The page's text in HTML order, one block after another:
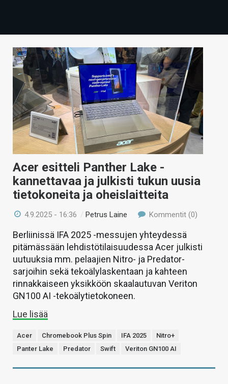
TECHBBS
TIETOA
HINTA.FI
KAUPPA
VAIHDA TEEMA
HAKU
Acer esitteli Panther Lake -
kannettavaa ja julkisti tukun uusia
tietokoneita ja oheislaitteita
4.9.2025 - 16:36 /Petrus Laine Kommentit (0)
Berliinissä IFA 2025 -messujen yhteydessä
pitämässään lehdistötilaisuudessa Acer julkisti
uutuuksia mm. pelaajien Nitro- ja Predator-
sarjoihin sekä tekoälylaskentaan ja kahteen
rinnakkaiseen yksikköön skaalautuvan Veriton
GN100 AI -tekoälytietokoneen.
Lue lisää
Acer Chromebook Plus Spin IFA 2025
Nitro+
Panter Lake
Predator Swift Veriton GN100 AI